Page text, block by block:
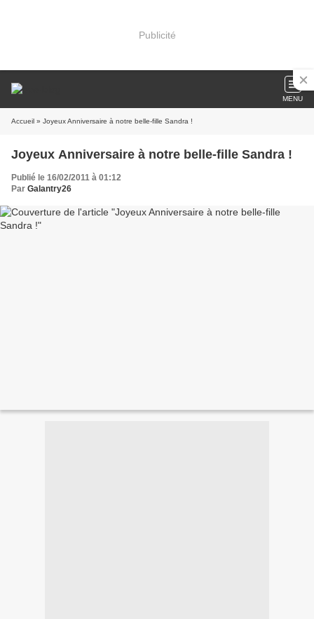
Publicité
MENU
Accueil » Joyeux Anniversaire à notre belle-fille Sandra !
Joyeux Anniversaire à notre belle-fille Sandra !
Publié le 16/02/2011 à 01:12
Par Galantry26